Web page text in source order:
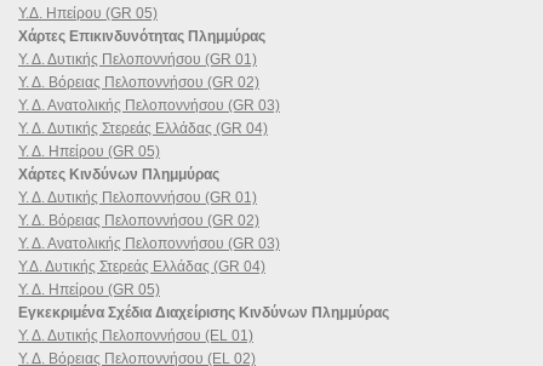
Υ.Δ. Ηπείρου (GR 05)
Χάρτες Επικινδυνότητας Πλημμύρας
Υ. Δ. Δυτικής Πελοποννήσου (GR 01)
Υ. Δ. Βόρειας Πελοποννήσου (GR 02)
Υ. Δ. Ανατολικής Πελοποννήσου (GR 03)
Υ. Δ. Δυτικής Στερεάς Ελλάδας (GR 04)
Υ. Δ. Ηπείρου (GR 05)
Χάρτες Κινδύνων Πλημμύρας
Υ. Δ. Δυτικής Πελοποννήσου (GR 01)
Υ. Δ. Βόρειας Πελοποννήσου (GR 02)
Υ. Δ. Ανατολικής Πελοποννήσου (GR 03)
Υ.Δ. Δυτικής Στερεάς Ελλάδας (GR 04)
Υ. Δ. Ηπείρου (GR 05)
Εγκεκριμένα Σχέδια Διαχείρισης Κινδύνων Πλημμύρας
Υ. Δ. Δυτικής Πελοποννήσου (EL 01)
Υ. Δ. Βόρειας Πελοποννήσου (EL 02)